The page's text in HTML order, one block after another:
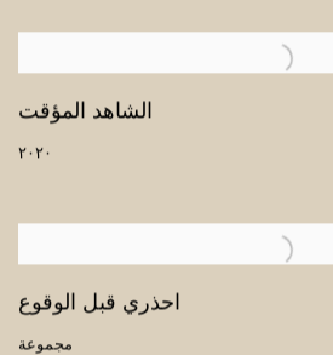
الشاهد المؤقت
٢٠٢٠
احذري قبل الوقوع
مجموعة